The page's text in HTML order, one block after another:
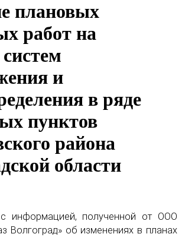
плановых
работ на
и
в ряде
пунктов
района
области
с информацией, полученной от ООО
Волгоград» об изменениях в планах